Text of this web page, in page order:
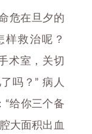
危在旦夕的
样救治呢？
术室，关切
吗？” 病人
“给你三个备
大面积出血